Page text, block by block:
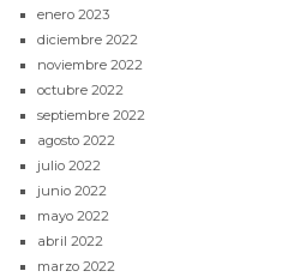
enero 2023
diciembre 2022
noviembre 2022
octubre 2022
septiembre 2022
agosto 2022
julio 2022
junio 2022
mayo 2022
abril 2022
marzo 2022